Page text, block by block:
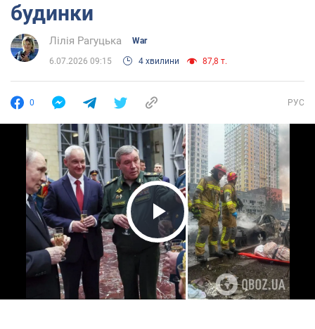
будинки
Лілія Рагуцька War
6.07.2026 09:15 4 хвилини 87,8 т.
0 РУС
Play Video